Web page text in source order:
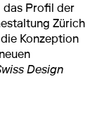
das Profil der
Zürich
Konzeption
Design